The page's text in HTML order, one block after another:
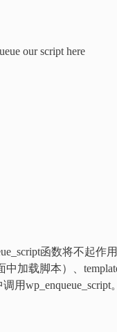
our script here
函数将不起作
加载脚本）、
wp_enqueue_script